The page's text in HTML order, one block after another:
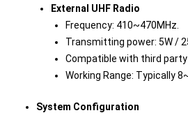
External UHF Radio
Frequency: 410~470MHz.
Transmitting power: 5W /
Compatible with third party
Working Range: Typically
System Configuration